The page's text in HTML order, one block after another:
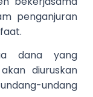
penganjuran
dana yang
diuruskan
undang